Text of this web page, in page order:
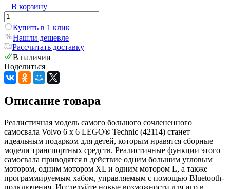
В корзину
Купить в 1 клик
Нашли дешевле
Рассчитать доставку
В наличии
Поделиться
Описание товара
Реалистичная модель самого большого сочлененного
самосвала Volvo 6 х 6 LEGO® Technic (42114) станет
идеальным подарком для детей, которым нравятся сборные
модели транспортных средств. Реалистичные функции этого
самосвала приводятся в действие одним большим угловым
мотором, одним мотором XL и одним мотором L, а также
программируемым хабом, управляемым с помощью Bluetooth-
подключения. Исследуйте новые возможности для игр в